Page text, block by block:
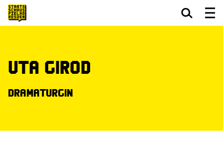
Uta Girod
Dramaturgin